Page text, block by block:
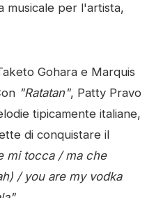
musicale per l'artista,
Gohara e Marquis
"Ratatan", Patty Pravo
tipicamente italiane,
di conquistare il
mi tocca / ma che
/ you are my vodka